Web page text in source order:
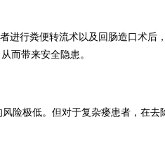
进行粪便转流术以及回肠造口术后，
而带来安全隐患。
险极低。但对于复杂瘘患者，在